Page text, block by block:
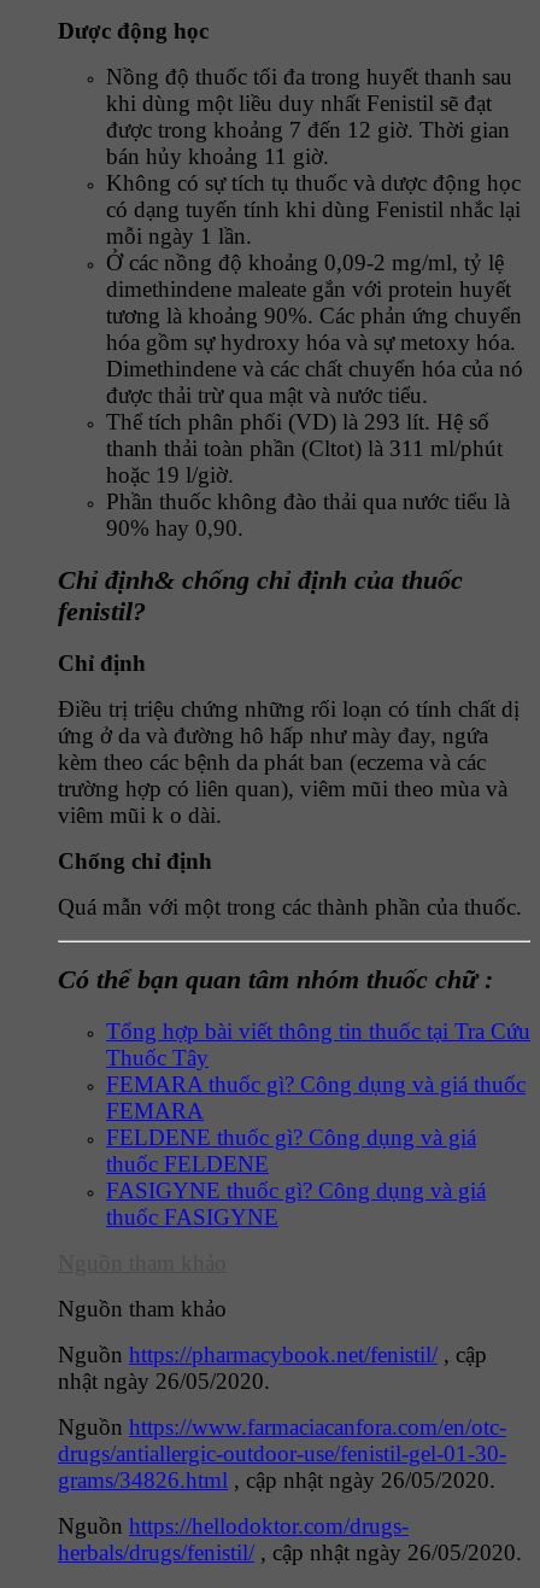
Dược động học
Nồng độ thuốc tối đa trong huyết thanh sau
khi dùng một liều duy nhất Fenistil sẽ đạt
được trong khoảng 7 đến 12 giờ. Thời gian
bán hủy khoảng 11 giờ.
Không có sự tích tụ thuốc và dược động học
có dạng tuyến tính khi dùng Fenistil nhắc lại
mỗi ngày 1 lần.
Ở các nồng độ khoảng 0,09-2 mg/ml, tỷ lệ
dimethindene maleate gắn với protein huyết
tương là khoảng 90%. Các phản ứng chuyển
hóa gồm sự hydroxy hóa và sự metoxy hóa.
Dimethindene và các chất chuyển hóa của nó
được thải trừ qua mật và nước tiểu.
Thể tích phân phối (VD) là 293 lít. Hệ số
thanh thải toàn phần (Cltot) là 311 ml/phút
hoặc 19 l/giờ.
Phần thuốc không đào thải qua nước tiểu là
90% hay 0,90.
Chỉ định& chống chỉ định của thuốc
fenistil?
Chỉ định
Điều trị triệu chứng những rối loạn có tính chất dị
ứng ở da và đường hô hấp như mày đay, ngứa
kèm theo các bệnh da phát ban (eczema và các
trường hợp có liên quan), viêm mũi theo mùa và
viêm mũi k o dài.
Chống chỉ định
Quá mẫn với một trong các thành phần của thuốc.
Có thể bạn quan tâm nhóm thuốc chữ :
Tổng hợp bài viết thông tin thuốc tại Tra Cứu
Thuốc Tây
FEMARA thuốc gì? Công dụng và giá thuốc
FEMARA
FELDENE thuốc gì? Công dụng và giá
thuốc FELDENE
FASIGYNE thuốc gì? Công dụng và giá
thuốc FASIGYNE
Nguồn tham khảo
Nguồn https://pharmacybook.net/fenistil/ , cập
nhật ngày 26/05/2020.
Nguồn https://www.farmaciacanfora.com/en/otc-
drugs/antiallergic-outdoor-use/fenistil-gel-01-30-
grams/34826.html , cập nhật ngày 26/05/2020.
Nguồn https://hellodoktor.com/drugs-
herbals/drugs/fenistil/ , cập nhật ngày 26/05/2020.